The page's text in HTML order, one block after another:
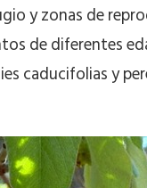
y zonas de
de diferentes
caducifolias y